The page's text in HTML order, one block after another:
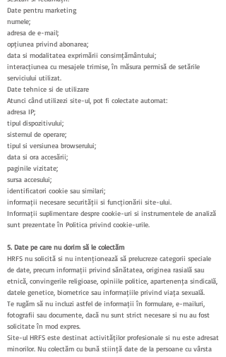
Date pentru marketing
numele;
adresa de e-mail;
opțiunea privind abonarea;
data și modalitatea exprimării consimțământului;
interacțiunea cu mesajele trimise, în măsura permisă de setările
serviciului utilizat.
Date tehnice și de utilizare
Atunci când utilizezi site-ul, pot fi colectate automat:
adresa IP;
tipul dispozitivului;
sistemul de operare;
tipul și versiunea browserului;
data și ora accesării;
paginile vizitate;
sursa accesului;
identificatori cookie sau similari;
informații necesare securității și funcționării site-ului.
Informații suplimentare despre cookie-uri și instrumentele de analiză
sunt prezentate în Politica privind cookie-urile.
5. Date pe care nu dorim să le colectăm
HRFS nu solicită și nu intenționează să prelucreze categorii speciale
de date, precum informații privind sănătatea, originea rasială sau
etnică, convingerile religioase, opiniile politice, apartenența sindicală,
datele genetice, biometrice sau informațiile privind viața sexuală.
Te rugăm să nu incluzi astfel de informații în formulare, e-mailuri,
fotografii sau documente, dacă nu sunt strict necesare și nu au fost
solicitate în mod expres.
Site-ul HRFS este destinat activităților profesionale și nu este adresat
minorilor. Nu colectăm cu bună știință date de la persoane cu vârsta